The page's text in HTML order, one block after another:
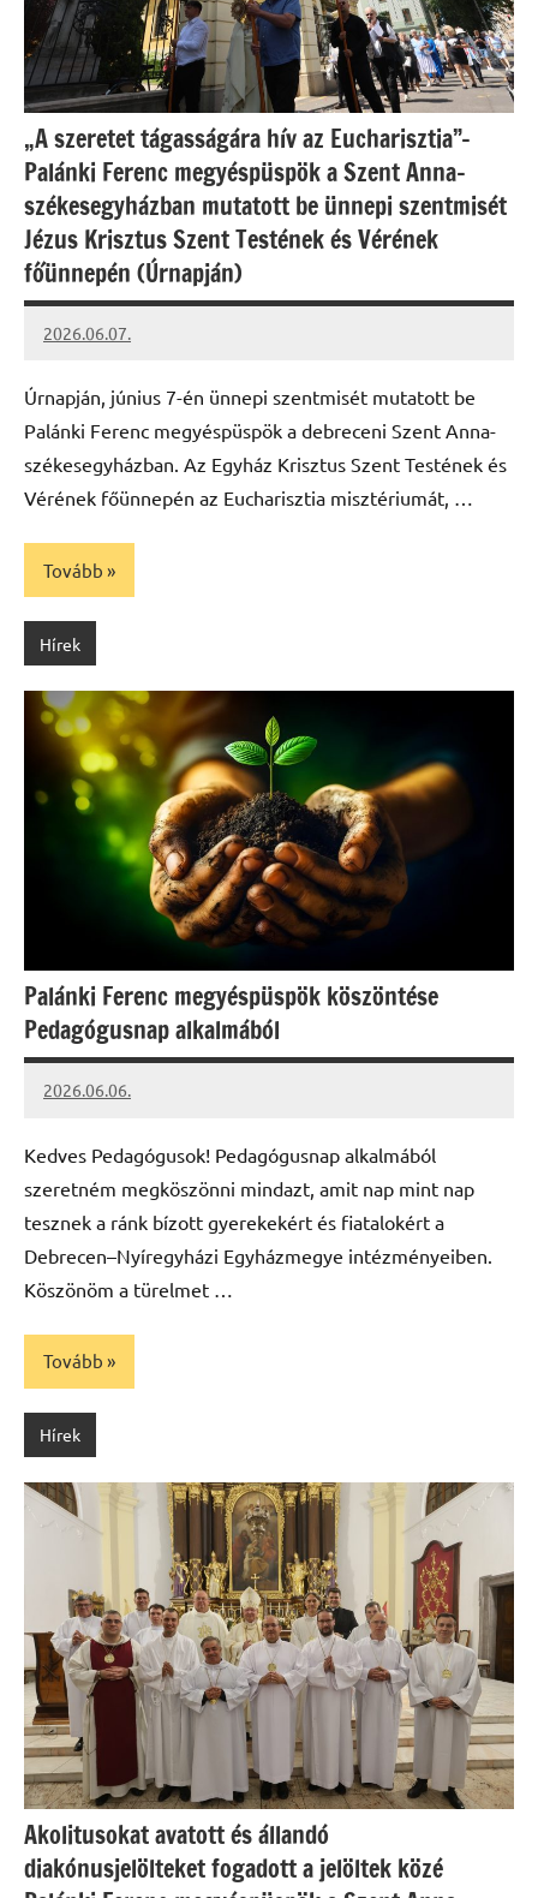
„A szeretet tágasságára hív az Eucharisztia”-
Palánki Ferenc megyéspüspök a Szent Anna-
székesegyházban mutatott be ünnepi szentmisét
Jézus Krisztus Szent Testének és Vérének
főünnepén (Úrnapján)
2026.06.07.
Leiszt
Úrnapján, június 7-én ünnepi szentmisét mutatott be
Palánki Ferenc megyéspüspök a debreceni Szent Anna-
székesegyházban. Az Egyház Krisztus Szent Testének és
Vérének főünnepén az Eucharisztia misztériumát, …
Tovább
Hírek
Palánki Ferenc megyéspüspök köszöntése
Pedagógusnap alkalmából
2026.06.06.
Leiszt
Kedves Pedagógusok! Pedagógusnap alkalmából
szeretném megköszönni mindazt, amit nap mint nap
tesznek a ránk bízott gyerekekért és fiatalokért a
Debrecen–Nyíregyházi Egyházmegye intézményeiben.
Köszönöm a türelmet …
Tovább
Hírek
Akolitusokat avatott és állandó
diakónusjelölteket fogadott a jelöltek közé